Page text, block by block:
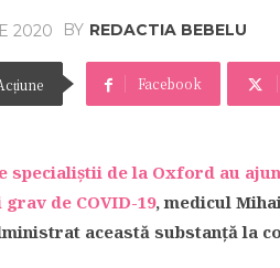
2020 BY REDACTIA BEBELU
Facebook
specialiștii de la Oxford au
de COVID-19, medicul
această substanță la